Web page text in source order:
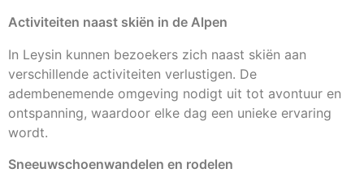
Activiteiten naast skiën in de Alpen
In Leysin kunnen bezoekers zich naast skiën aan
verschillende activiteiten verlustigen. De
adembenemende omgeving nodigt uit tot avontuur en
ontspanning, waardoor elke dag een unieke ervaring
wordt.
Sneeuwschoenwandelen en rodelen